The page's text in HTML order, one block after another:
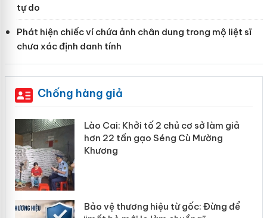
tự do
Phát hiện chiếc ví chứa ảnh chân dung trong mộ liệt sĩ
chưa xác định danh tính
Chống hàng giả
Lào Cai: Khởi tố 2 chủ cơ sở làm giả
hơn 22 tấn gạo Séng Cù Mường
Khương
Bảo vệ thương hiệu từ gốc: Đừng để